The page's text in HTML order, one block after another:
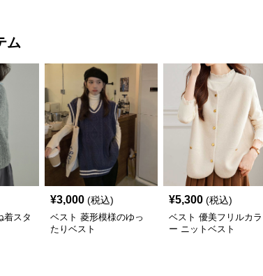
ム
着スタ
¥3,000 (税込)
ベスト 菱形模様のゆっ
たりベスト
¥5,300 (税込)
ベスト 優美フリルカラ
ー ニットベスト